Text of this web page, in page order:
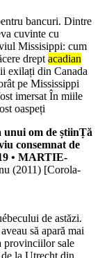
bancuri. Dintre
cuvinte cu
Missisippi: cum
dreptacadian
exilați din Canada
pe Mississippi
imersat În miile
oaspeți
unui om de știinȚă
consemnat de
• MARTIE-
(2011) [Corola-
de astăzi.
să apară mai
provinciilor sale